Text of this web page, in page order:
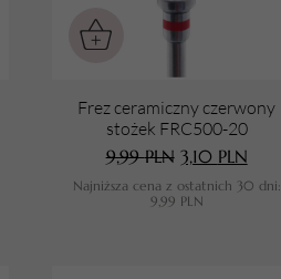
Frez ceramiczny czerwony
stożek FRC500-20
9,99PLN 3,10 PLN
Najniższa cena z ostatnich 30 dni:
9,99 PLN